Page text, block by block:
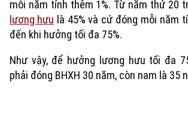
Xu hướng
mỗi năm tính thêm 1%. Từ năm thứ 20
lương hưu là 45% và cứ đóng mỗi năm
đến khi hưởng tối đa 75%.
Như vậy, để hưởng lương hưu tối đa
phải đóng BHXH 30 năm, còn nam là 35